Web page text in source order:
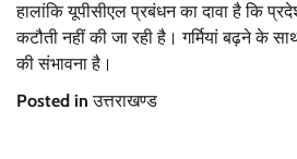
हालांकि यूपीसीएल प्रबंधन का दावा है कि
कटौती नहीं की जा रही है। गर्मियां बढ़ने के
की संभावना है।
Posted inउत्तराखण्ड